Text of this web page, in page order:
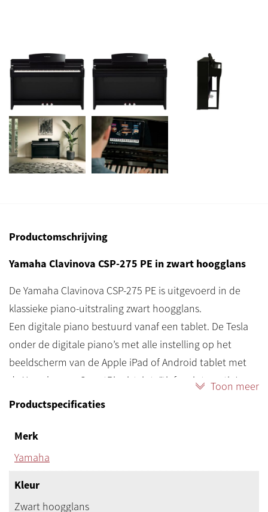
Productomschrijving
Yamaha Clavinova CSP-275 PE in zwart hoogglans
De Yamaha Clavinova CSP-275 PE is uitgevoerd in de
klassieke piano-uitstraling zwart hoogglans.
Een digitale piano bestuurd vanaf een tablet. De Tesla
onder de digitale piano’s met alle instelling op het
beeldscherm van de Apple iPad of Android tablet met
de Yamaha app SmartPianist: intuïtief en interactie!
Alle CSP-modellen hebben de innovatieve Stream Lights
Stream Lights, bewegende led-lichtjes, wijzen u welke
toetsen u moet indrukken bij het muziekstuk dat u wilt
spelen of aanleren. Begin thuis met pianospelen met
deze nieuwe lesmethode.
Maar voor alles is de CSP een heel mooie, strakke
Toon meer
Productspecificaties
Merk
Yamaha
Kleur
Zwart hoogglans